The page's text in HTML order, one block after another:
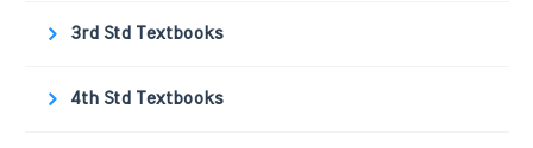
3rd Std Textbooks
4th Std Textbooks